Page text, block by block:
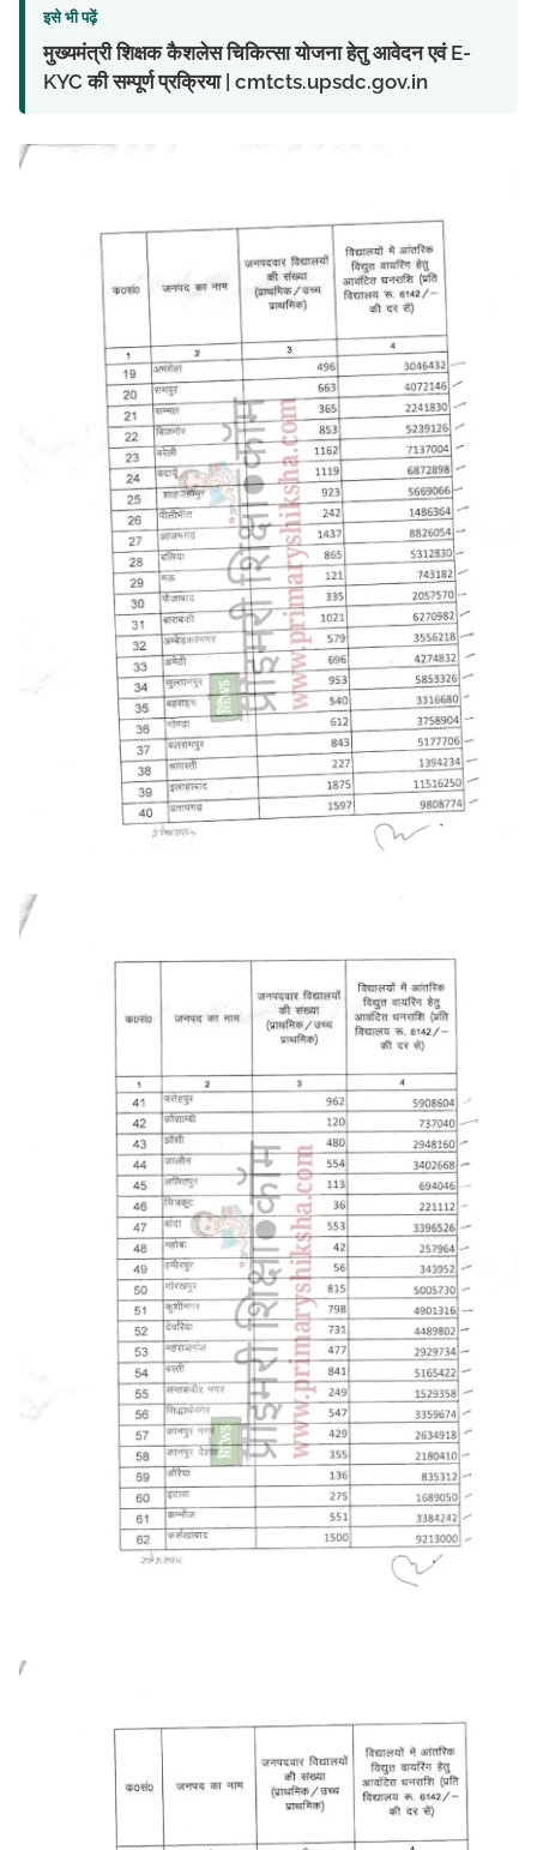
इसे भी पढ़ें
मुख्यमंत्री शिक्षक कैशलेस चिकित्सा योजना हेतु आवेदन एवं E-
KYC की सम्पूर्ण प्रक्रिया | cmtcts.upsdc.gov.in